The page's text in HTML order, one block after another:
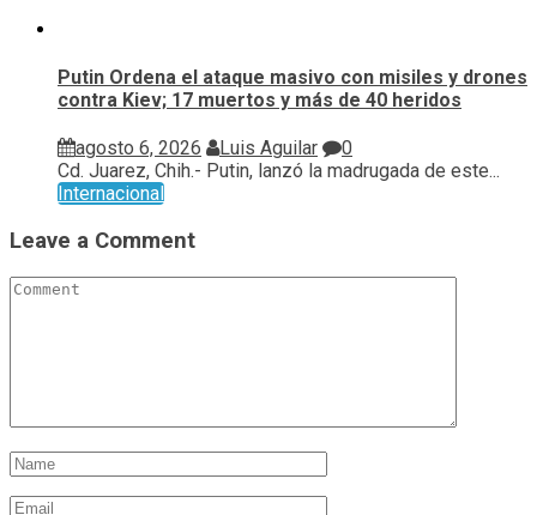
Putin Ordena el ataque masivo con misiles y drones
contra Kiev; 17 muertos y más de 40 heridos
agosto 6, 2026 Luis Aguilar
0
Cd. Juarez, Chih.- Putin, lanzó la madrugada de este...
Internacional
Leave a Comment